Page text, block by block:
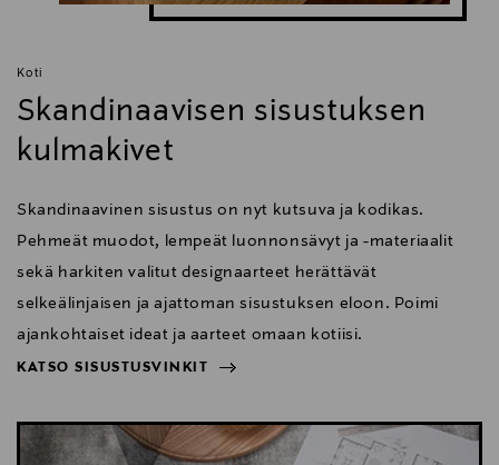
Suurin aukko f/2 (pienin f/22)
Lähin tarkennusetäisyys: 39cm
Suodinkierre: 95mm
Koko: 103.8mm x 139.8mm
Paino: 1430g
Myyntipakkaus sisältää: RF 28-70mm f/2L USM
objektiivi, objektiivin suojus E-95, objektiivin
EW-103E
Koti
Skandinaavisen sisustuksen
kulmakivet
Skandinaavinen sisustus on nyt kutsuva ja kodikas.
Pehmeät muodot, lempeät luonnonsävyt ja -materiaalit
sekä harkiten valitut designaarteet herättävät
selkeälinjaisen ja ajattoman sisustuksen eloon. Poimi
ajankohtaiset ideat ja aarteet omaan kotiisi.
KATSO SISUSTUSVINKIT
KATSO SISUSTUSVINKIT